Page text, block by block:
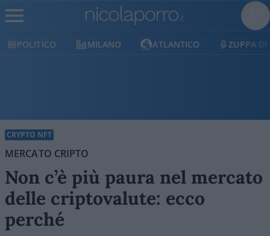
MILANO ATLANTICO ZUPPA DI PORRO
CRYPTO NFT
MERCATO CRIPTO
Non c’è più paura nel mercato
delle criptovalute: ecco
perché